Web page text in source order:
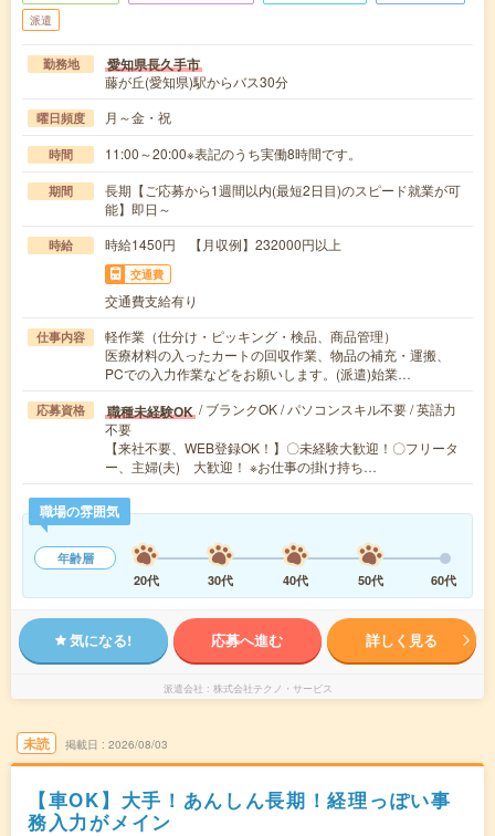
派遣
勤務地 愛知県長久手市
藤が丘(愛知県)駅からバス30分
曜日頻度 月～金・祝
時間 11:00～20:00※表記のうち実働8時間です。
期間
長期【ご応募から1週間以内(最短2日目)のスピード就業が可
能】即日～
時給 時給1450円 【月収例】232000円以上
交通費
交通費支給有り
仕事内容
軽作業（仕分け・ピッキング・検品、商品管理）
医療材料の入ったカートの回収作業、物品の補充・運搬、
PCでの入力作業などをお願いします。(派遣)始業…
応募資格 職種未経験OK / ブランクOK / パソコンスキル不要 / 英語力
不要
【来社不要、WEB登録OK！】〇未経験大歓迎！〇フリータ
ー、主婦(夫) 大歓迎！ ※お仕事の掛け持ち…
職場の雰囲気
年齢層
20代
30代 40代 50代 60代
気になる! 応募へ進む 詳しく見る
派遣会社 株式会社テクノ・サービス
未読 掲載日 2026/08/03
【車OK】大手！あんしん長期！経理っぽい事
務入力がメイン